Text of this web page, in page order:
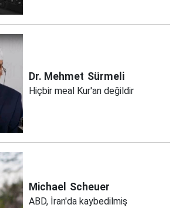
Dr. Mehmet Sürmeli
Hiçbir meal Kur'an değildir
Michael Scheuer
ABD, İran'da kaybedilmiş